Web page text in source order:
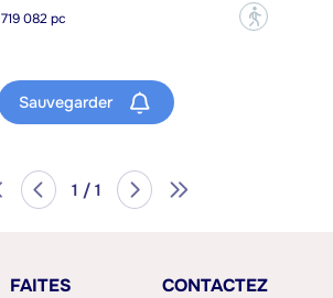
719 082 pc ?
Sauvegarder
1 / 1
FAITES
CONTACTEZ